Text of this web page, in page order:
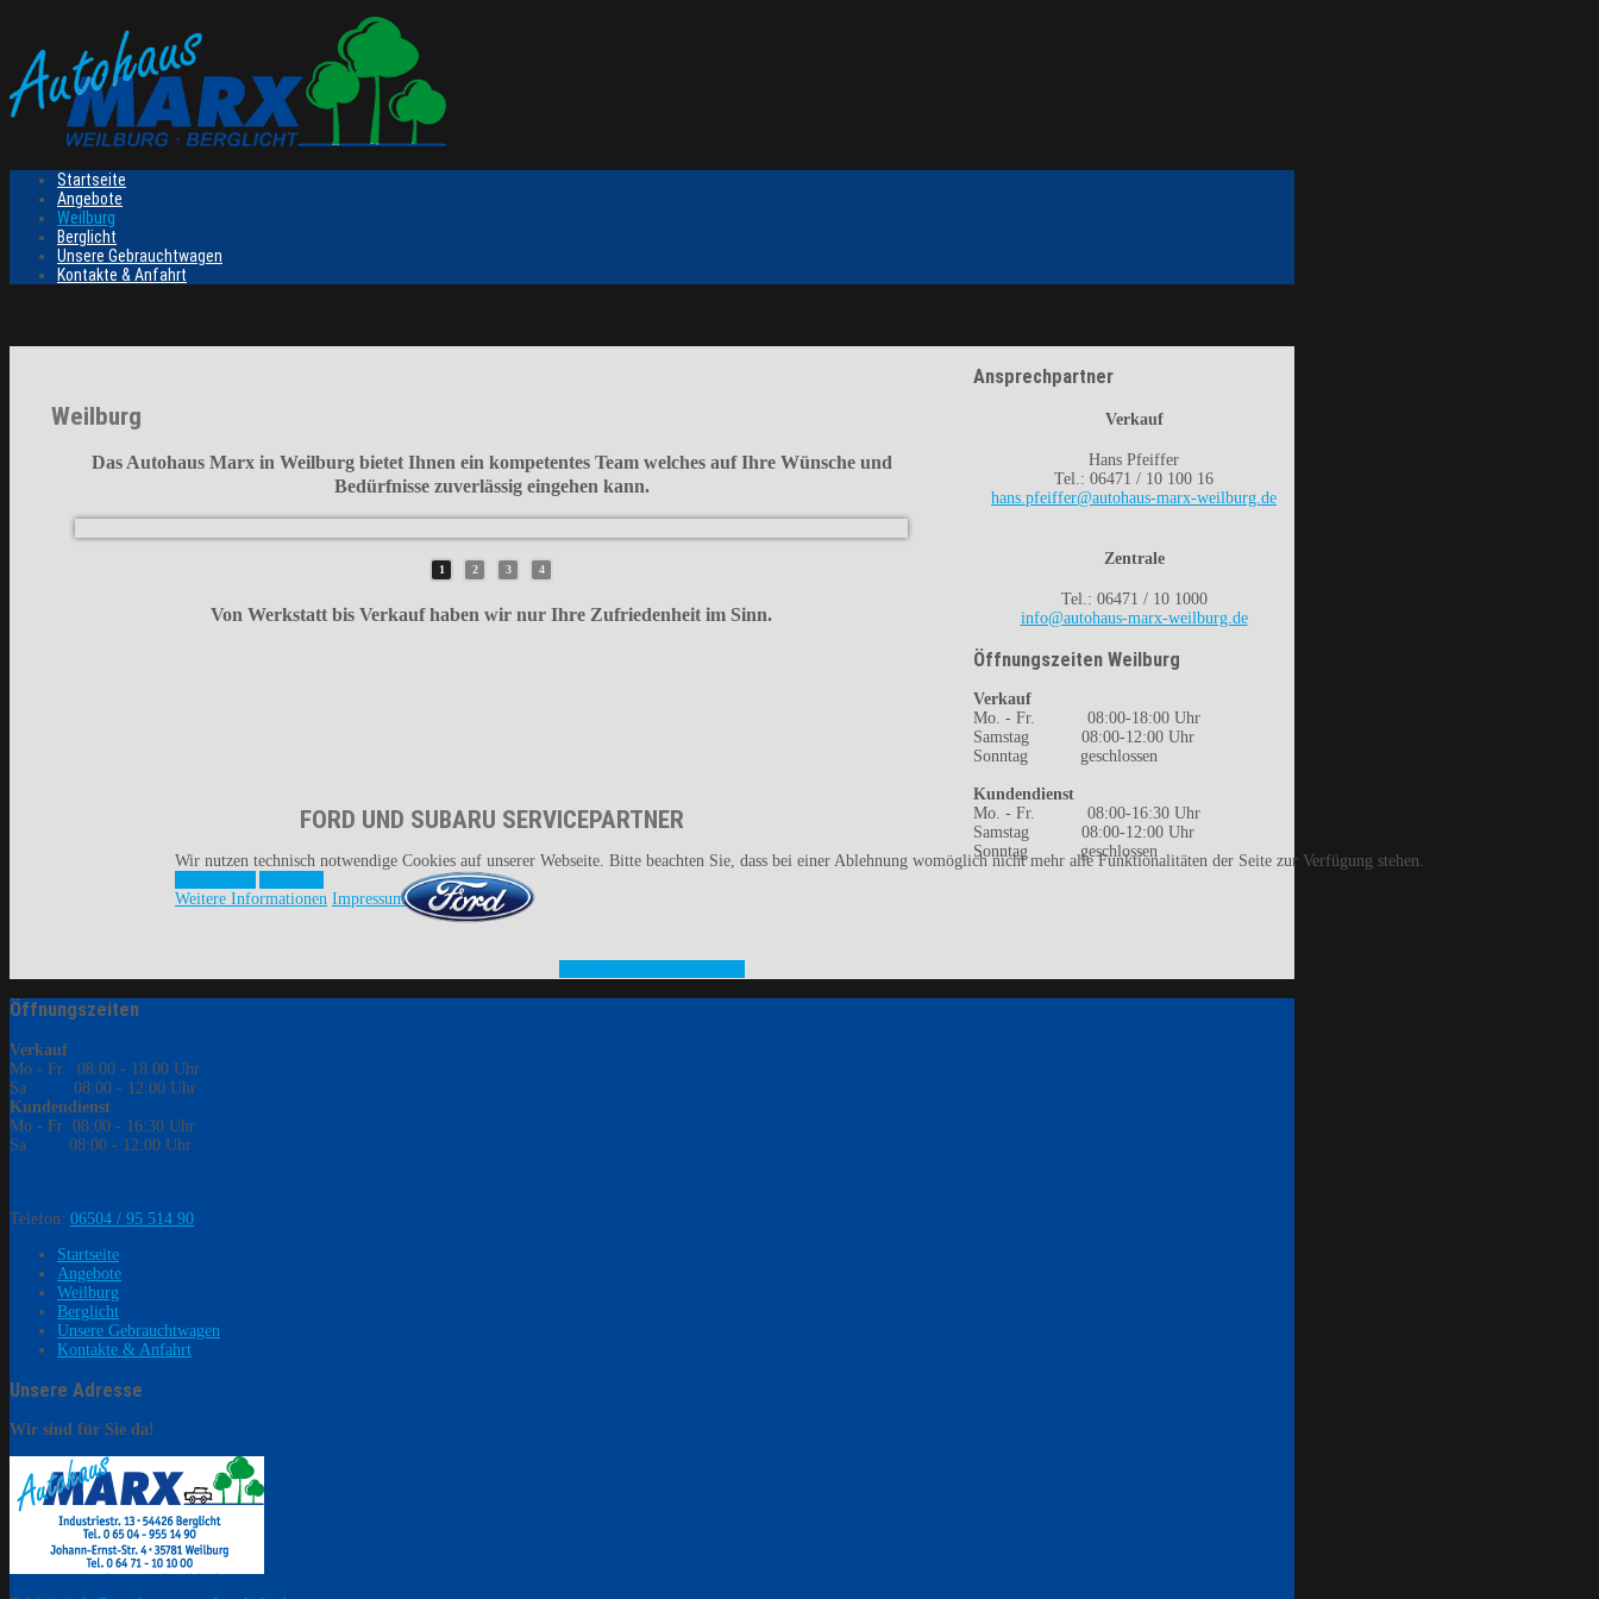
Startseite
Angebote
Weilburg
Berglicht
Unsere Gebrauchtwagen
Kontakte & Anfahrt
Ansprechpartner
Verkauf
Hans Pfeiffer
Tel.: 06471 / 10 100 16
hans.pfeiffer@autohaus-marx-weilburg.de
Zentrale
Tel.: 06471 / 10 1000
info@autohaus-marx-weilburg.de
Öffnungszeiten Weilburg
Verkauf
Mo. - Fr. 08:00-18:00 Uhr
Samstag 08:00-12:00 Uhr
Sonntag geschlossen
Kundendienst
Mo. - Fr. 08:00-16:30 Uhr
Samstag 08:00-12:00 Uhr
Sonntag geschlossen
Weilburg
DasAutohaus Marxin Weilburg bietet Ihnen ein kompetentes Team welches auf Ihre Wünscheund
Bedürfnissezuverlässig eingehen kann.
1 2 3 4
Von Werkstatt bis Verkauf haben wir nur Ihre Zufriedenheit im Sinn.
FORD UND SUBARU SERVICEPARTNER
Öffnungszeiten
Verkauf
Mo - Fr 08:00 - 18:00 Uhr
Sa 08:00 - 12:00 Uhr
Kundendienst
Mo - Fr 08:00 - 16:30 Uhr
Sa 08:00 - 12:00 Uhr
Telefon: 06504 / 95 514 90
Startseite
Angebote
Weilburg
Berglicht
Unsere Gebrauchtwagen
Kontakte & Anfahrt
Unsere Adresse
Wir sind für Sie da!
Wir nutzen technisch notwendige Cookies auf unserer Webseite. Bitte beachten Sie, dass bei einer Ablehnung womöglich nicht mehr alle Funktionalitäten der Seite zur Verfügung stehen.
Weitere Informationen Impressum